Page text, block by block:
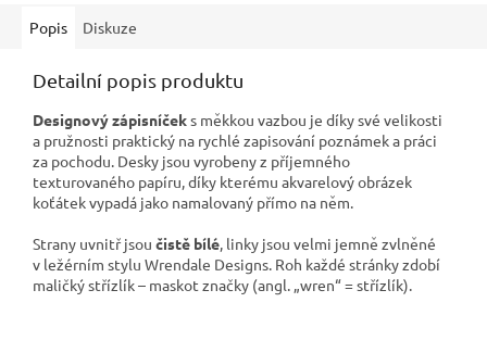
Popis Diskuze
Detailní popis produktu
Designový zápisníčeks měkkou vazbou je díky své velikosti
a pružnosti praktický na rychlé zapisování poznámek a práci
za pochodu. Desky jsou vyrobeny z příjemného
texturovaného papíru, díky kterému akvarelový obrázek
koťátek vypadá jako namalovaný přímo na něm.
Strany uvnitř jsou čistě bílé, linky jsou velmi jemně zvlněné
v ležérním stylu Wrendale Designs. Roh každé stránky zdobí
maličký střízlík – maskot značky (angl. „wren“ = střízlík).